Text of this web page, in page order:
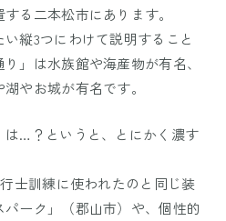
る二本松市にあります。
縦3つにわけて説明すること
」は水族館や海産物が有名、
やお城が有名です。
は…？というと、とにかく濃す
士訓練に使われたのと同じ装
ーク」（郡山市）や、個性的